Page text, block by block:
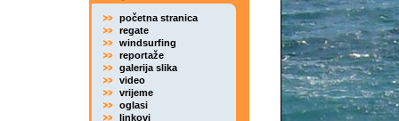
početna stranica
regate
windsurfing
reportaže
galerija slika
video
vrijeme
oglasi
linkovi